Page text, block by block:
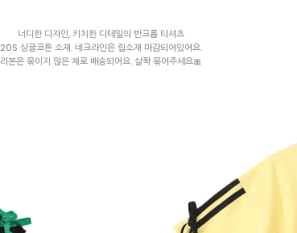
너디한 디자인, 키치한 디테일의 반크롭 티셔츠
20S 싱글코튼 소재. 네크라인은 립소재 마감되어있어요.
리본은 묶이지 않은 채로 배송되어요. 살짝 묶어주세요🎀